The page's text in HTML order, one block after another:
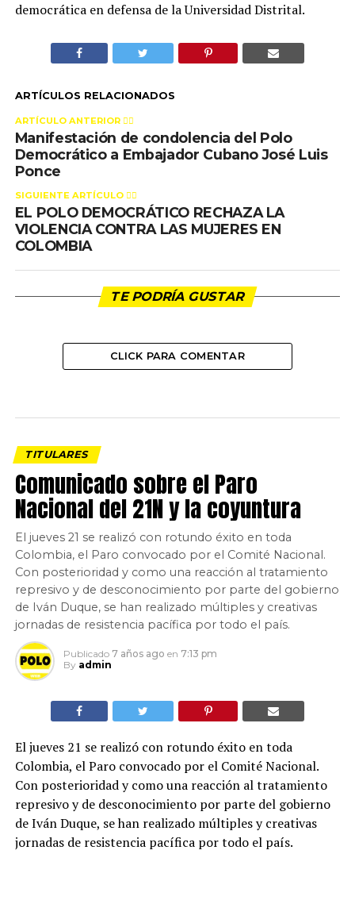
democrática en defensa de la Universidad Distrital.
ARTÍCULOS RELACIONADOS
ARTÍCULO ANTERIOR 👉🏻
Manifestación de condolencia del Polo
Democrático a Embajador Cubano José Luis
Ponce
SIGUIENTE ARTÍCULO 👈🏻
EL POLO DEMOCRÁTICO RECHAZA LA
VIOLENCIA CONTRA LAS MUJERES EN
COLOMBIA
TE PODRÍA GUSTAR
CLICK PARA COMENTAR
TITULARES
Comunicado sobre el Paro
Nacional del 21N y la coyuntura
El jueves 21 se realizó con rotundo éxito en toda
Colombia, el Paro convocado por el Comité Nacional.
Con posterioridad y como una reacción al tratamiento
represivo y de desconocimiento por parte del gobierno
de Iván Duque, se han realizado múltiples y creativas
jornadas de resistencia pacífica por todo el país.
Publicado 7 años ago en 7:13 pm
By admin
El jueves 21 se realizó con rotundo éxito en toda
Colombia, el Paro convocado por el Comité Nacional.
Con posterioridad y como una reacción al tratamiento
represivo y de desconocimiento por parte del gobierno
de Iván Duque, se han realizado múltiples y creativas
jornadas de resistencia pacífica por todo el país.